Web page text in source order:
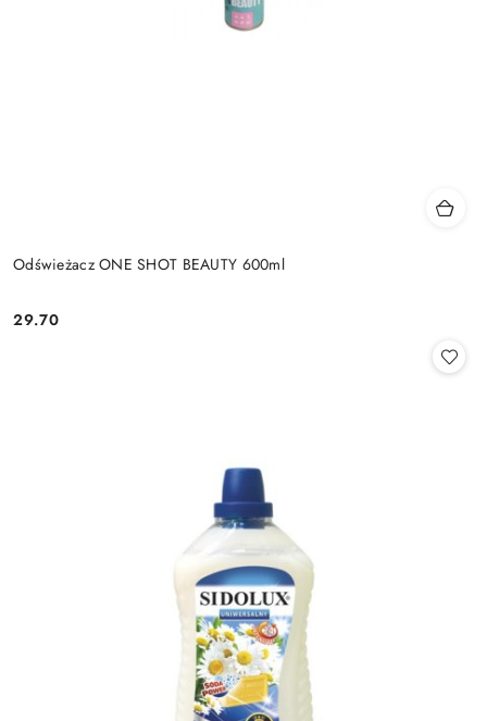
Odświeżacz ONE SHOT BEAUTY 600ml
Cena:
29.70